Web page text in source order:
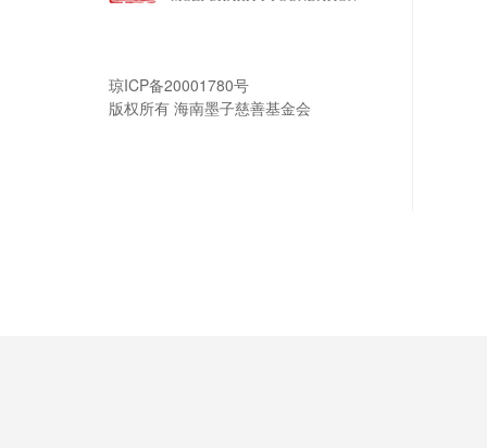
琼ICP备20001780号
版权所有 海南墨子慈善基金会